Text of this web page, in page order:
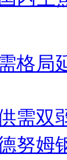
格局
需双
努姆